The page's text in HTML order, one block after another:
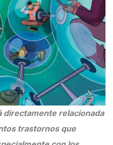
directamente relacionada
trastornos que